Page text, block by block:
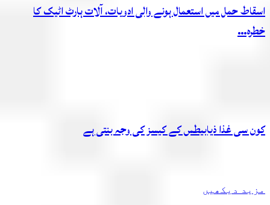
اسقاط حمل میں استعمال ہونے والی ادویات، آلات ہارٹ اٹیک کا
خطرہ…
کون سی غذا ذیابیطس کے کیسز کی وجہ بنتی ہے
مزید دیکھیں